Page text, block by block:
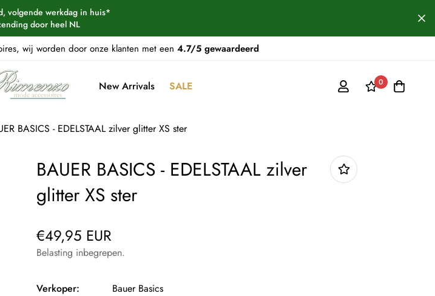
volgende werkdag in huis*
door heel NL
wij worden door onze klanten met een 4.7/5 gewaardeerd
New Arrivals SALE 0
BASICS - EDELSTAAL zilver glitter XS ster
BAUER BASICS - EDELSTAAL zilver
glitter XS ster
Normale
prijs
€49,95 EUR
Belasting inbegrepen.
Verkoper:
Bauer Basics